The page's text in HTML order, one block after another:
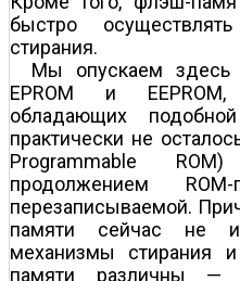
быстро
стирания.
Мы опускаем здесь
EPROM и ЕEPROM,
обладающих
практически не
Programmable
продолжением
перезаписываемой.
памяти сейчас не
механизмы стирания
памяти различны —